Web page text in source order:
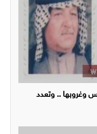
وغروبها .. وتعدد